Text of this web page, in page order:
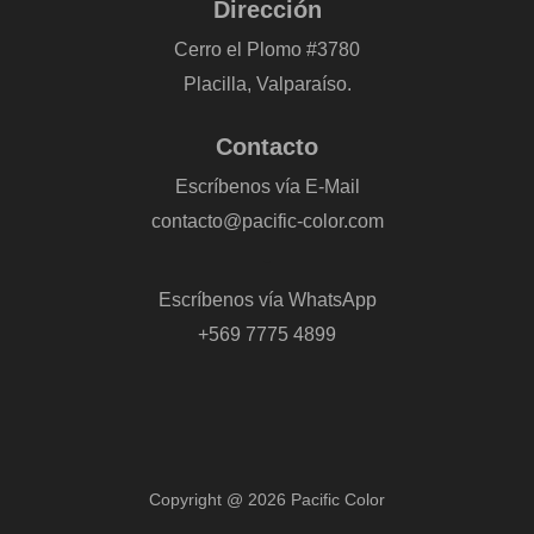
Dirección
Cerro el Plomo #3780
Placilla, Valparaíso.
Contacto
Escríbenos vía E-Mail
contacto@pacific-color.com
Escríbenos vía WhatsApp
+569 7775 4899
Copyright @ 2026 Pacific Color